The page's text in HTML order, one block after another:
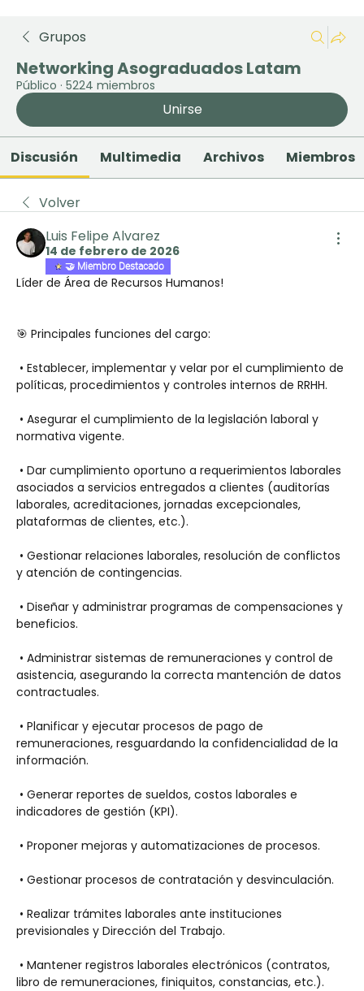
Grupos
Networking Asograduados Latam
Público · 5224 miembros
Unirse
Discusión Multimedia Archivos Miembros
Volver
Luis Felipe Alvarez
14 de febrero de 2026
🤝 Miembro Destacado
Líder de Área de Recursos Humanos!
🎯 Principales funciones del cargo:
• Establecer, implementar y velar por el cumplimiento de
políticas, procedimientos y controles internos de RRHH.
• Asegurar el cumplimiento de la legislación laboral y
normativa vigente.
• Dar cumplimiento oportuno a requerimientos laborales
asociados a servicios entregados a clientes (auditorías
laborales, acreditaciones, jornadas excepcionales,
plataformas de clientes, etc.).
• Gestionar relaciones laborales, resolución de conflictos
y atención de contingencias.
• Diseñar y administrar programas de compensaciones y
beneficios.
• Administrar sistemas de remuneraciones y control de
asistencia, asegurando la correcta mantención de datos
contractuales.
• Planificar y ejecutar procesos de pago de
remuneraciones, resguardando la confidencialidad de la
información.
• Generar reportes de sueldos, costos laborales e
indicadores de gestión (KPI).
• Proponer mejoras y automatizaciones de procesos.
• Gestionar procesos de contratación y desvinculación.
• Realizar trámites laborales ante instituciones
previsionales y Dirección del Trabajo.
• Mantener registros laborales electrónicos (contratos,
libro de remuneraciones, finiquitos, constancias, etc.).